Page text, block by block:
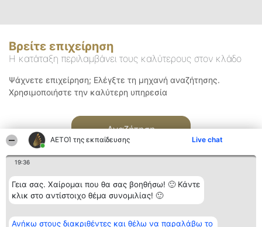
ΑΕΤΟΊ της εκπαίδευσης Live chat
19:36
Γεια σας. Χαίρομαι που θα σας βοηθήσω! 🙂 Κάντε
κλικ στο αντίστοιχο θέμα συνομιλίας! 🙂
Ανήκω στους διακριθέντες και θέλω να παραλάβω το
Βρείτε επιχείρηση
Η κατάταξη περιλαμβάνει τους καλύτερους στον κλάδο
Ψάχνετε επιχείρηση; Ελέγξτε τη μηχανή αναζήτησης.
Χρησιμοποιήστε την καλύτερη υπηρεσία
Αναζήτηση
Διοργανωτής της
κατάταξης
Κατάταξη
Διακριθέντες
Επικοινωνία
Επικοινωνία